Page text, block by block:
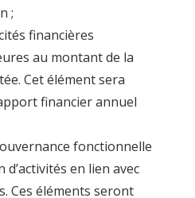
;
financières
au montant de la
Cet élément sera
financier annuel
fonctionnelle
en lien avec
Ces éléments seront